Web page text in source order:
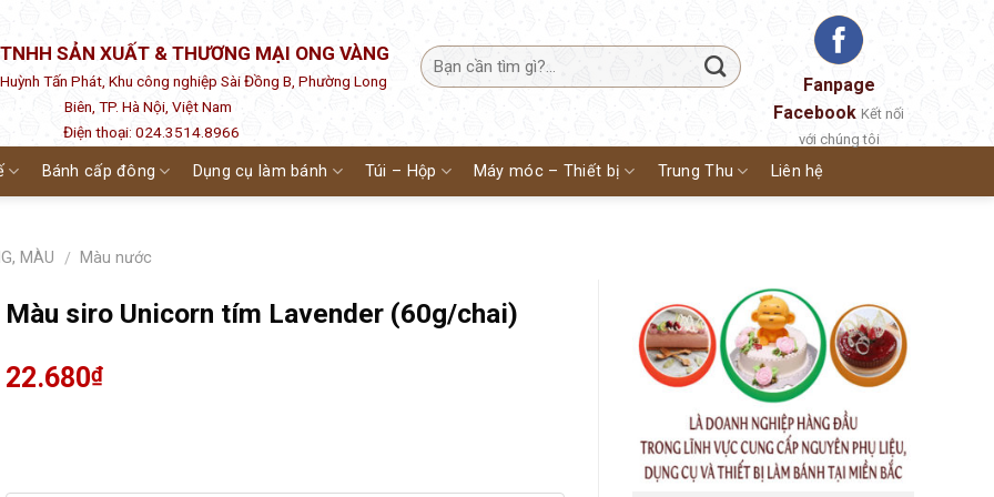
SẢN XUẤT & THƯƠNG MẠI ONG VÀNG
Tấn Phát, Khu công nghiệp Sài Đồng B, Phường Long
Biên, TP. Hà Nội, Việt Nam
Điện thoại: 024.3514.8966
Fanpage
Facebook Kết nối
với chúng tôi
Bánh cấp đông Dụng cụ làm bánh Túi – Hộp Máy móc – Thiết bị Trung Thu Liên hệ
MÀU / Màu nước
Màu siro Unicorn tím Lavender (60g/chai)
22.680₫